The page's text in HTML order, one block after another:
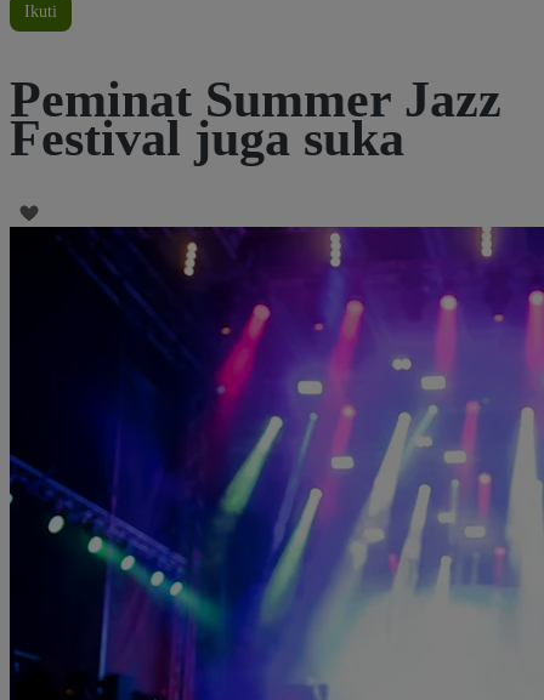
Ikuti
Peminat Summer Jazz
Festival juga suka